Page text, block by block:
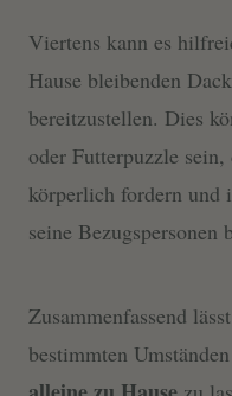
Viertens kann es
Hause bleibenden
bereitzustellen. Dies
oder Futterpuzzle
körperlich fordern und
seine Bezugspersonen
Zusammenfassend
bestimmten